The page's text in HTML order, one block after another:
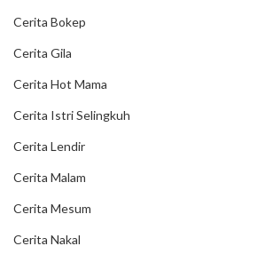
Cerita Bokep
Cerita Gila
Cerita Hot Mama
Cerita Istri Selingkuh
Cerita Lendir
Cerita Malam
Cerita Mesum
Cerita Nakal